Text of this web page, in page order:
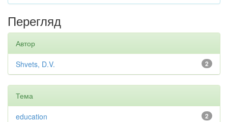
Перегляд
Автор
2
Shvets, D.V.
Тема
2
education